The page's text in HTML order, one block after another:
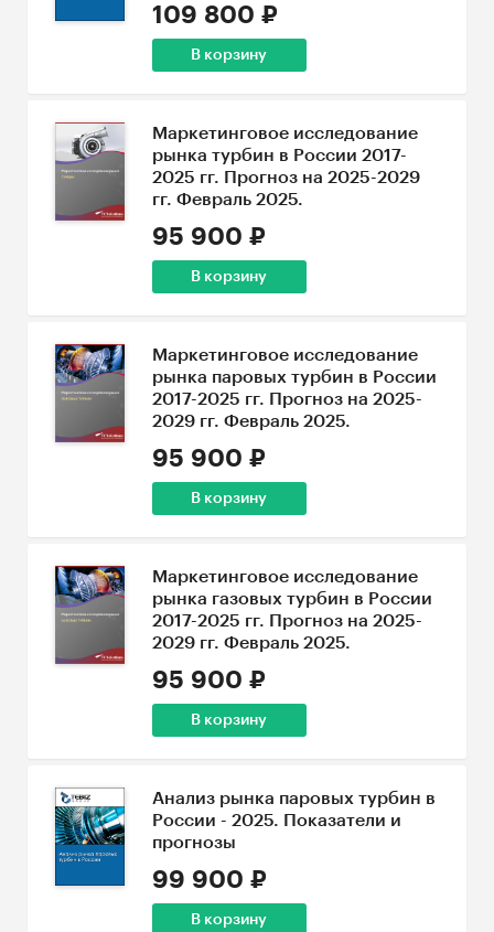
109 800 ₽
В корзину
Маркетинговое исследование
рынка турбин в России 2017-
2025 гг. Прогноз на 2025-2029
гг. Февраль 2025.
95 900 ₽
В корзину
Маркетинговое исследование
рынка паровых турбин в России
2017-2025 гг. Прогноз на 2025-
2029 гг. Февраль 2025.
95 900 ₽
В корзину
Маркетинговое исследование
рынка газовых турбин в России
2017-2025 гг. Прогноз на 2025-
2029 гг. Февраль 2025.
95 900 ₽
В корзину
Анализ рынка паровых турбин в
России - 2025. Показатели и
прогнозы
99 900 ₽
В корзину